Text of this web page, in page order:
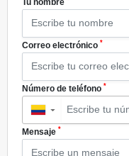
Tu nombre
Correo electrónico *
Número de teléfono *
▼
Mensaje *